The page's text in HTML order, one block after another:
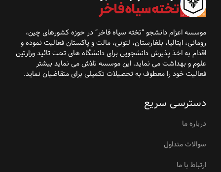
موسسه اعزام دانشجو “تخته سیاه فاخر” در حوزه کشورهای چین،
رومانی، ایتالیا، بلغارستان، لتونی، مالت و پاکستان فعالیت نموده و
اقدام به اخذ پذیرشدانشجویی برای دانشگاه های تحت تائید وزارتین
علوم و بهداشت می نماید. این موسسه تلاش می نماید بیشتر
فعالیت خود را معطوف به تحصیلات تکمیلی برای متقاضیان نماید.
دسترسی سریع
درباره ما
سوالات متداول
ارتباط با ما